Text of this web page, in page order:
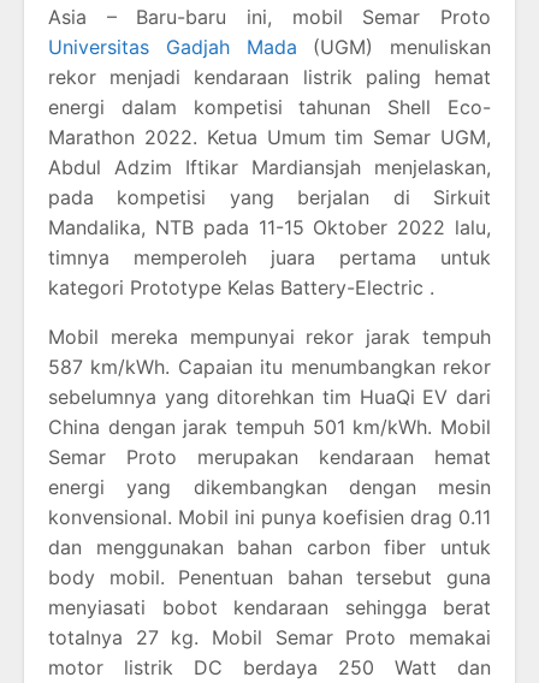
Asia – Baru-baru ini, mobil Semar Proto
Universitas Gadjah Mada (UGM) menuliskan
rekor menjadi kendaraan listrik paling hemat
energi dalam kompetisi tahunan Shell Eco-
Marathon 2022. Ketua Umum tim Semar UGM,
Abdul Adzim Iftikar Mardiansjah menjelaskan,
pada kompetisi yang berjalan di Sirkuit
Mandalika, NTB pada 11-15 Oktober 2022 lalu,
timnya memperoleh juara pertama untuk
kategori Prototype Kelas Battery-Electric .
Mobil mereka mempunyai rekor jarak tempuh
587 km/kWh. Capaian itu menumbangkan rekor
sebelumnya yang ditorehkan tim HuaQi EV dari
China dengan jarak tempuh 501 km/kWh. Mobil
Semar Proto merupakan kendaraan hemat
energi yang dikembangkan dengan mesin
konvensional. Mobil ini punya koefisien drag 0.11
dan menggunakan bahan carbon fiber untuk
body mobil. Penentuan bahan tersebut guna
menyiasati bobot kendaraan sehingga berat
totalnya 27 kg. Mobil Semar Proto memakai
motor listrik DC berdaya 250 Watt dan